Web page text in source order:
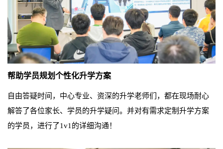
帮助学员规划个性化升学方案
自由答疑时间，中心专业、资深的升学老师们，都在现场耐心
解答了各位家长、学员的升学疑问。并对有需求定制升学方案
的学员，进行了1v1的详细沟通！